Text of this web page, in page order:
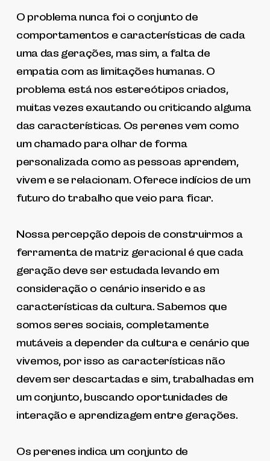
O problema nunca foi o conjunto de
comportamentos e características de cada
uma das gerações, mas sim, a falta de
empatia com as limitações humanas. O
problema está nos estereótipos criados,
muitas vezes exautando ou criticando alguma
das características. Os perenes vem como
um chamado para olhar de forma
personalizada como as pessoas aprendem,
vivem e se relacionam. Oferece indícios de um
futuro do trabalho que veio para ficar.
Nossa percepção depois de construirmos a
ferramenta de matriz geracional é que cada
geração deve ser estudada levando em
consideração o cenário inserido e as
características da cultura. Sabemos que
somos seres sociais, completamente
mutáveis a depender da cultura e cenário que
vivemos, por isso as características não
devem ser descartadas e sim, trabalhadas em
um conjunto, buscando oportunidades de
interação e aprendizagem entre gerações.
Os perenes indica um conjunto de